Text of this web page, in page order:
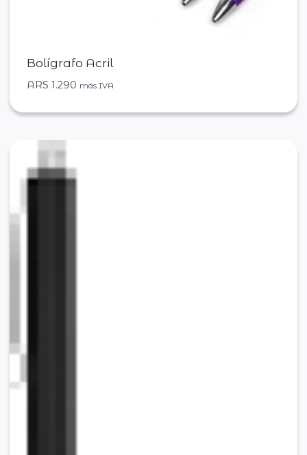
Bolígrafo Acril
ARS 1.290 más IVA